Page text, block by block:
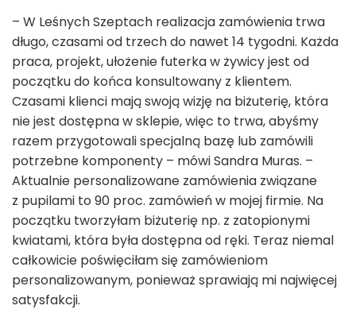
– W Leśnych Szeptach realizacja zamówienia trwa
długo, czasami od trzech do nawet 14 tygodni. Każda
praca, projekt, ułożenie futerka w żywicy jest od
początku do końca konsultowany z klientem.
Czasami klienci mają swoją wizję na biżuterię, która
nie jest dostępna w sklepie, więc to trwa, abyśmy
razem przygotowali specjalną bazę lub zamówili
potrzebne komponenty – mówi Sandra Muras. –
Aktualnie personalizowane zamówienia związane
z pupilami to 90 proc. zamówień w mojej firmie. Na
początku tworzyłam biżuterię np. z zatopionymi
kwiatami, która była dostępna od ręki. Teraz niemal
całkowicie poświęciłam się zamówieniom
personalizowanym, ponieważ sprawiają mi najwięcej
satysfakcji.